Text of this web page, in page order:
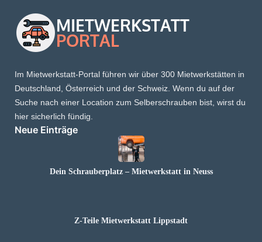
Im Mietwerkstatt-Portal führen wir über 300 Mietwerkstätten in
Deutschland, Österreich und der Schweiz. Wenn du auf der
Suche nach einer Location zum Selberschrauben bist, wirst du
hier sicherlich fündig.
Neue Einträge
Dein Schrauberplatz – Mietwerkstatt in Neuss
Z-Teile Mietwerkstatt Lippstadt